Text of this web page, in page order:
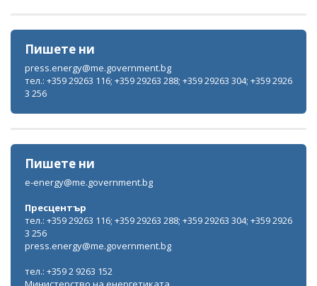
Пишете ни
press.energy@me.government.bg
тел.: +359 29263 116; +359 29263 288; +359 29263 304; +359 2926
3 256
Пишете ни
e-energy@me.government.bg
Пресцентър
тел.: +359 29263 116; +359 29263 288; +359 29263 304; +359 2926
3 256
press.energy@me.government.bg
тел.: +359 2 9263 152